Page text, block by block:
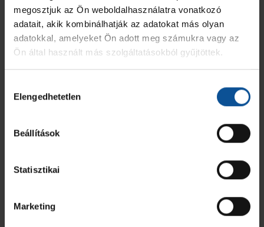
megosztjuk az Ön weboldalhasználatra vonatkozó
adatait, akik kombinálhatják az adatokat más olyan
adatokkal, amelyeket Ön adott meg számukra vagy az
Ön által használt más szolgáltatásokból gyűjtöttek.
kiválasztása
Elengedhetetlen
Beállítások
Statisztikai
Marketing